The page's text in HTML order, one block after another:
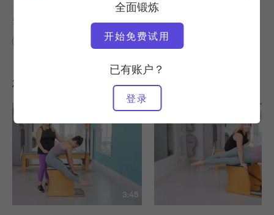
全面锻炼
开始免费试用
已有账户？
登录
查找类似课程
垫子
您可能喜欢的其他锻炼
3:45